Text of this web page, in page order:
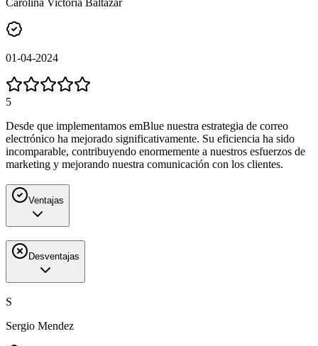
Carolina Victoria Baltazar
01-04-2024
5
Desde que implementamos emBlue nuestra estrategia de correo
electrónico ha mejorado significativamente. Su eficiencia ha sido
incomparable, contribuyendo enormemente a nuestros esfuerzos de
marketing y mejorando nuestra comunicación con los clientes.
Ventajas
Desventajas
S
Sergio Mendez